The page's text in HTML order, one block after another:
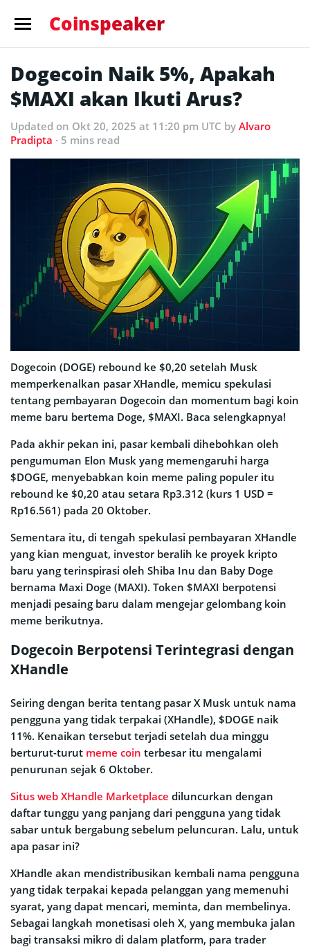
Coinspeaker
Dogecoin Naik 5%, Apakah
$MAXI akan Ikuti Arus?
Updated on Okt 20, 2025 at 11:20 pm UTC by Alvaro
Pradipta · 5 mins read
Dogecoin (DOGE) rebound ke $0,20 setelah Musk
memperkenalkan pasar XHandle, memicu spekulasi
tentang pembayaran Dogecoin dan momentum bagi koin
meme baru bertema Doge, $MAXI. Baca selengkapnya!
Pada akhir pekan ini, pasar kembali dihebohkan oleh
pengumuman Elon Musk yang memengaruhi harga
$DOGE, menyebabkan koin meme paling populer itu
rebound ke $0,20 atau setara Rp3.312 (kurs 1 USD =
Rp16.561) pada 20 Oktober.
Sementara itu, di tengah spekulasi pembayaran XHandle
yang kian menguat, investor beralih ke proyek kripto
baru yang terinspirasi oleh Shiba Inu dan Baby Doge
bernama Maxi Doge (MAXI). Token $MAXI berpotensi
menjadi pesaing baru dalam mengejar gelombang koin
meme berikutnya.
Dogecoin Berpotensi Terintegrasi dengan
XHandle
Seiring dengan berita tentang pasar X Musk untuk nama
pengguna yang tidak terpakai (XHandle), $DOGE naik
11%. Kenaikan tersebut terjadi setelah dua minggu
berturut-turut meme coin terbesar itu mengalami
penurunan sejak 6 Oktober.
Situs web XHandle Marketplace diluncurkan dengan
daftar tunggu yang panjang dari pengguna yang tidak
sabar untuk bergabung sebelum peluncuran. Lalu, untuk
apa pasar ini?
XHandle akan mendistribusikan kembali nama pengguna
yang tidak terpakai kepada pelanggan yang memenuhi
syarat, yang dapat mencari, meminta, dan membelinya.
Sebagai langkah monetisasi oleh X, yang membuka jalan
bagi transaksi mikro di dalam platform, para trader